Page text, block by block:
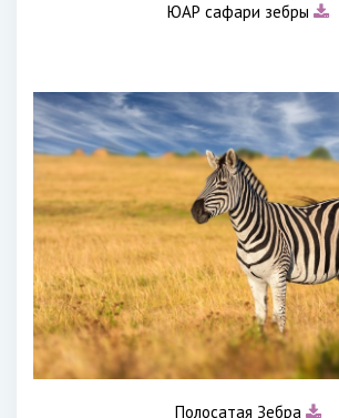
ЮАР сафари зебры
Полосатая Зебра